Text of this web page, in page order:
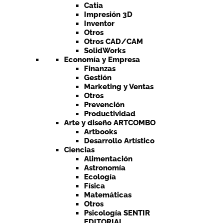
Catia
Impresión 3D
Inventor
Otros
Otros CAD/CAM
SolidWorks
Economía y Empresa
Finanzas
Gestión
Marketing y Ventas
Otros
Prevención
Productividad
Arte y diseño ARTCOMBO
Artbooks
Desarrollo Artístico
Ciencias
Alimentación
Astronomía
Ecología
Física
Matemáticas
Otros
Psicología SENTIR